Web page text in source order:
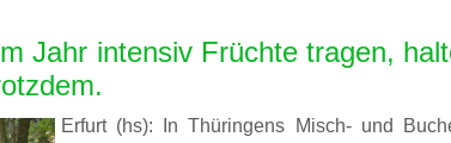
Jahr intensiv Früchte tragen,
Erfurt (hs): In Thüringens Misch- und